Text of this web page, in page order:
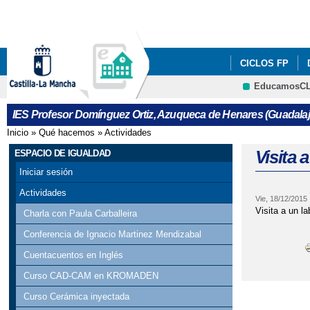
CICLOS FP
INST.
REVISTA VOZ
VOTA
CONOCE
IES Profesor Domínguez Ortiz, Azuqueca de Henares
Se encuentra usted aquí
Inicio » Qué hacemos » Actividades
ESPACIO DE IGUALDAD
Iniciar sesión
Actividades
Charla con Paula Carballeira
Conferencia de Ignacio Martinez Mendizabal
Cuentacuentos en Inglés
Curso CAD-CAM en KROMADEN
Curso Cerámica inyectada
Visita
Vie, 18/12/2015
Visita a un